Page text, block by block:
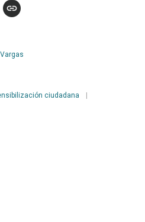
ciudadana
|